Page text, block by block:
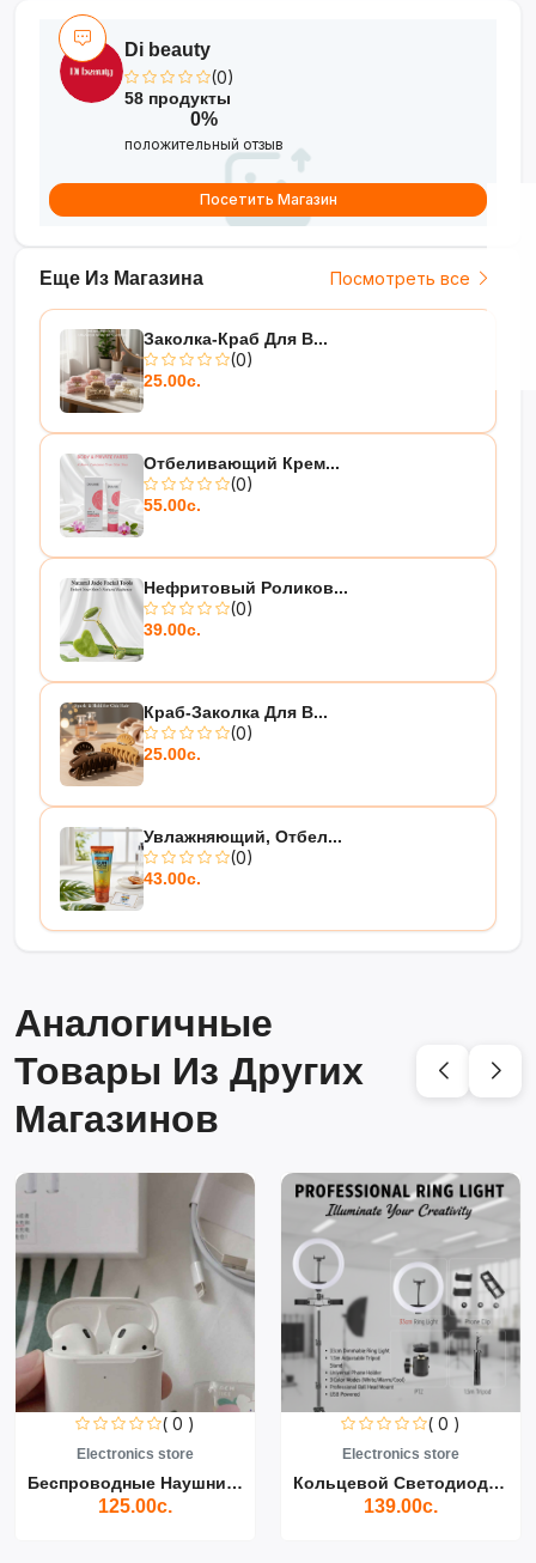
Еще Из Магазина Посмотреть все
Заколка-Краб Для В...
(0)
25.00с.
Отбеливающий Крем...
(0)
55.00с.
Нефритовый Роликов...
(0)
39.00с.
Краб-Заколка Для В...
(0)
25.00с.
Увлажняющий, Отбел...
(0)
43.00с.
Di beauty
(0)
58 продукты
0%
положительный отзыв
Посетить Магазин
Аналогичные
Товары Из Других
Магазинов
( 0 )
Electronics store
Беспроводные Наушники Air...
125.00с.
( 0 )
Electronics store
Кольцевой Светодиодный Св...
139.00с.